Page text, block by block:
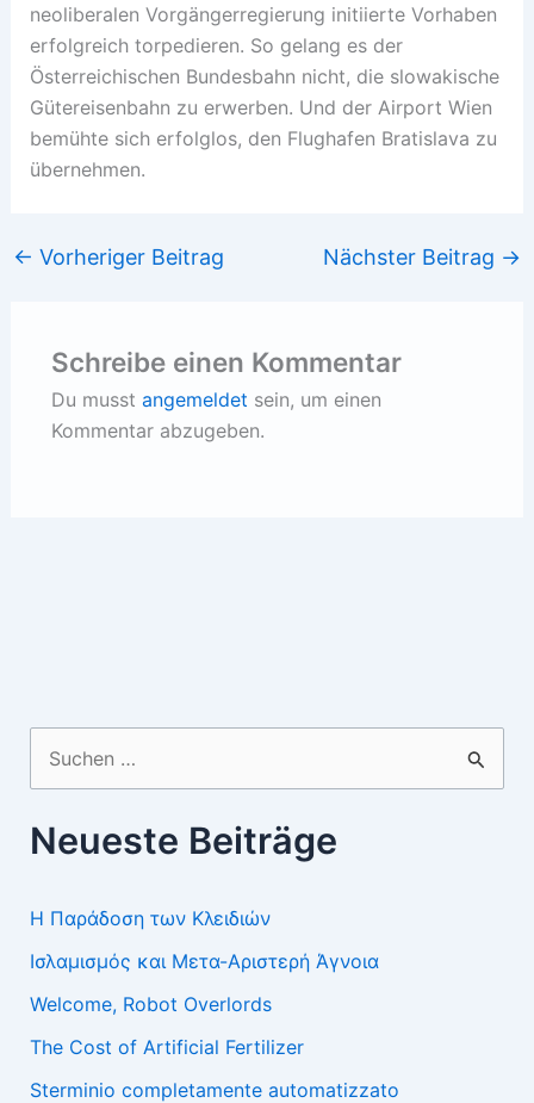
neoliberalen Vorgängerregierung initiierte Vorhaben
erfolgreich torpedieren. So gelang es der
Österreichischen Bundesbahn nicht, die slowakische
Gütereisenbahn zu erwerben. Und der Airport Wien
bemühte sich erfolglos, den Flughafen Bratislava zu
übernehmen.
← Vorheriger Beitrag Nächster Beitrag →
Schreibe einen Kommentar
Du musst angemeldet sein, um einen
Kommentar abzugeben.
Suchen
nach:
Neueste Beiträge
Η Παράδοση των Κλειδιών
Ισλαμισμός και Μετα-Αριστερή Άγνοια
Welcome, Robot Overlords
The Cost of Artificial Fertilizer
Sterminio completamente automatizzato